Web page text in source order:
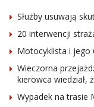
Służby usuwają
20 interwencji
Motocyklista i jego
Wieczorna
kierowca wiedział,
Wypadek na trasie